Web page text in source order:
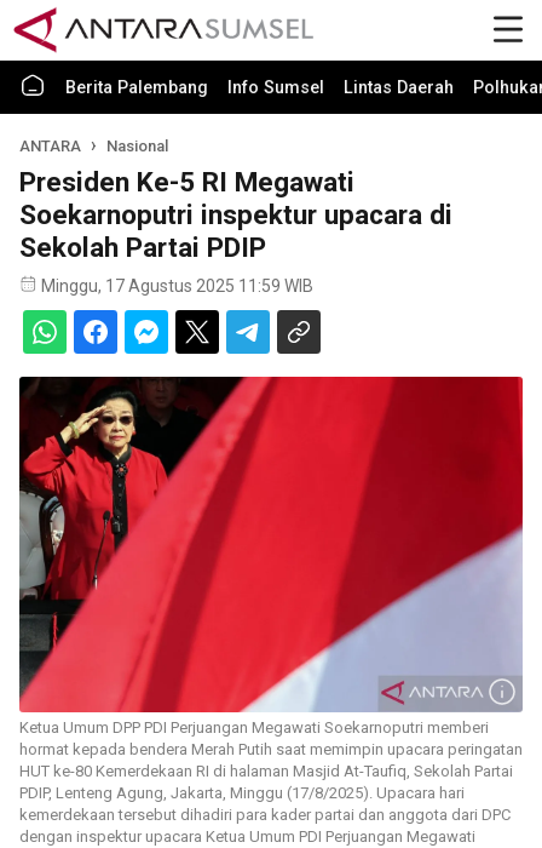
Berita Palembang Info Sumsel Lintas Daerah
ANTARA Nasional
Presiden Ke-5 RI Megawati
Soekarnoputri inspektur upacara di
Sekolah Partai PDIP
Minggu, 17 Agustus 2025 11:59 WIB
Ketua Umum DPP PDI Perjuangan Megawati Soekarnoputri memberi
hormat kepada bendera Merah Putih saat memimpin upacara peringatan
HUT ke-80 Kemerdekaan RI di halaman Masjid At-Taufiq, Sekolah Partai
PDIP, Lenteng Agung, Jakarta, Minggu (17/8/2025). Upacara hari
kemerdekaan tersebut dihadiri para kader partai dan anggota dari DPC
dengan inspektur upacara Ketua Umum PDI Perjuangan Megawati